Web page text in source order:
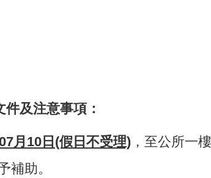
件及注意事項 ：
月10日(假日不受理) ，至公所一
補助。